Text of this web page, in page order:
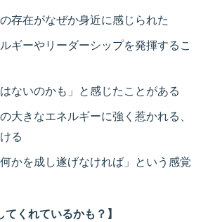
存在がなぜか身近に感じられた
ギーやリーダーシップを発揮するこ
はないのかも」と感じたことがある
大きなエネルギーに強く惹かれる、
る
かを成し遂げなければ」という感覚
てくれているかも？】